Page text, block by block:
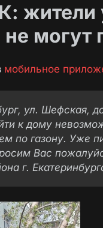
не
мобильное
ул. Шефская,
к дому
по газону. Уже
Вас
г.